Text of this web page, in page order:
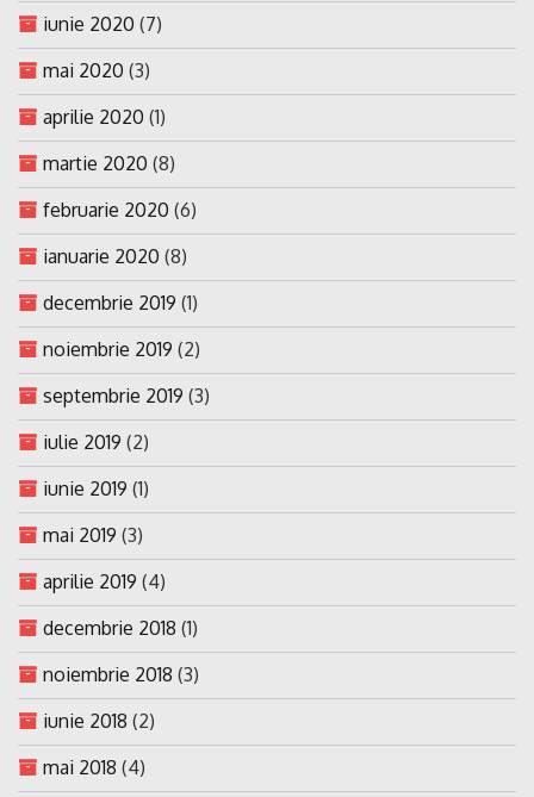
iunie 2020 (7)
mai 2020 (3)
aprilie 2020 (1)
martie 2020 (8)
februarie 2020 (6)
ianuarie 2020 (8)
decembrie 2019 (1)
noiembrie 2019 (2)
septembrie 2019 (3)
iulie 2019 (2)
iunie 2019 (1)
mai 2019 (3)
aprilie 2019 (4)
decembrie 2018 (1)
noiembrie 2018 (3)
iunie 2018 (2)
mai 2018 (4)